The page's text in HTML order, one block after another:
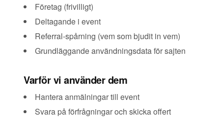
Företag (frivilligt)
Deltagande i event
Referral-spårning (vem som bjudit in vem)
Grundläggande användningsdata för sajten
Varför vi använder dem
Hantera anmälningar till event
Svara på förfrågningar och skicka offert